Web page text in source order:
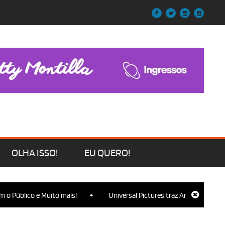
OLHA ISSO! EU QUERO!
Público e Muito mais! Universal Pictures traz Ariana Grande,